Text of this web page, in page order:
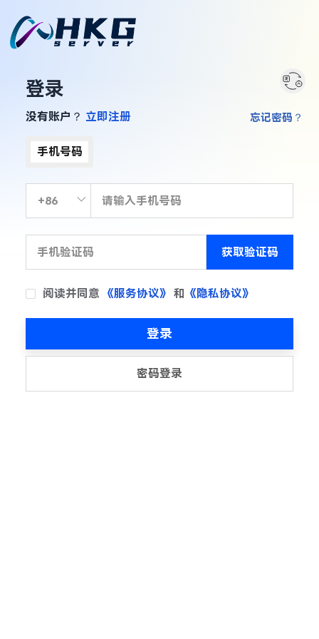
登录
没有账户？ 立即注册
手机号码
获取验证码
阅读并同意 《服务协议》 和 《隐私协议》
忘记密码？
登录
密码登录